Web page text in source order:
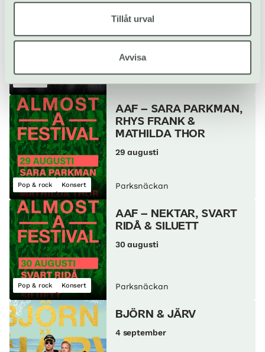
Tillåt urval
Avvisa
Pop & rock Konsert
AAF – SARA PARKMAN,
RHYS FRANK &
MATHILDA THOR
29 augusti
Parksnäckan
Pop & rock Konsert
AAF – NEKTAR, SVART
RIDÅ & SILUETT
30 augusti
Parksnäckan
BJÖRN & JÄRV
4 september